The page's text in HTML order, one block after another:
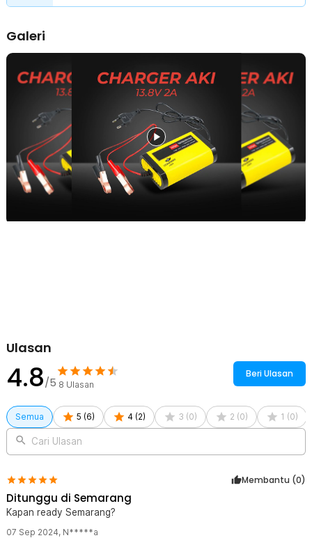
Galeri
Ulasan
4.8/5 8 Ulasan
Beri Ulasan
Semua 5 (6) 4 (2) 3 (0) 2 (0) 1 (0)
Cari Ulasan
Membantu (0)
Ditunggu di Semarang
Kapan ready Semarang?
07 Sep 2024, N*****a